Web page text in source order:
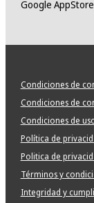
Google
Condiciones de
Condiciones de
Condiciones de
Política de
Politica de
Términos y
Integridad y